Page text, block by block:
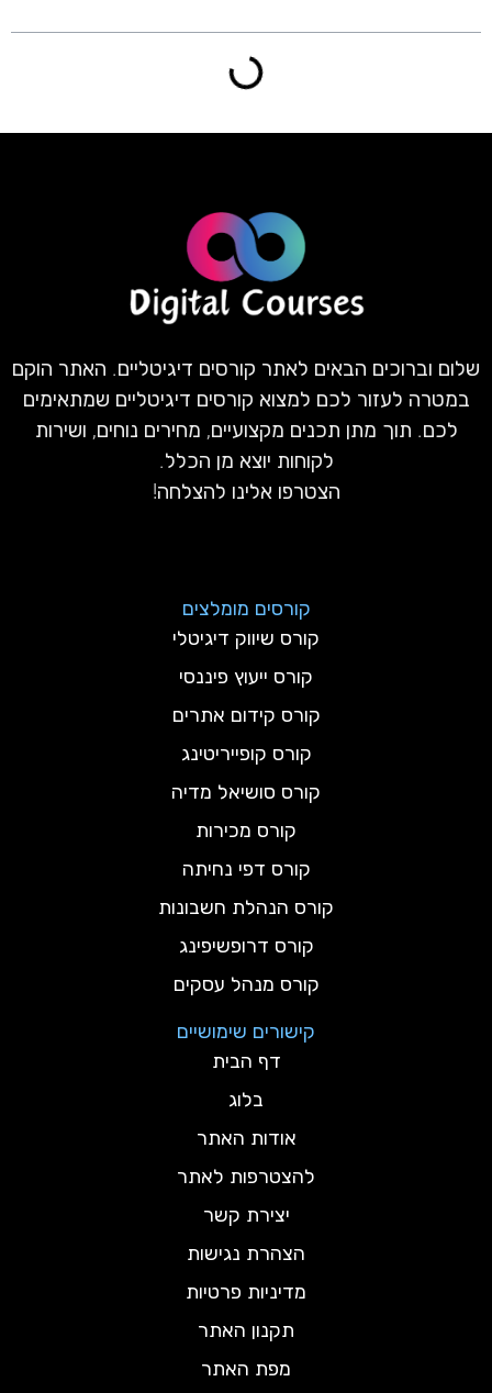
שלום וברוכים הבאים לאתר קורסים דיגיטליים. האתר הוקם
במטרה לעזור לכם למצוא קורסים דיגיטליים שמתאימים
לכם. תוך מתן תכנים מקצועיים, מחירים נוחים, ושירות
לקוחות יוצא מן הכלל.
הצטרפו אלינו להצלחה!
קורסים מומלצים
קורס שיווק דיגיטלי
קורס ייעוץ פיננסי
קורס קידום אתרים
קורס קופייריטינג
קורס סושיאל מדיה
קורס מכירות
קורס דפי נחיתה
קורס הנהלת חשבונות
קורס דרופשיפינג
קורס מנהל עסקים
קישורים שימושיים
דף הבית
בלוג
אודות האתר
להצטרפות לאתר
יצירת קשר
הצהרת נגישות
מדיניות פרטיות
תקנון האתר
מפת האתר